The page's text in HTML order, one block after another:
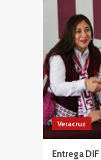
Veracruz
Entrega